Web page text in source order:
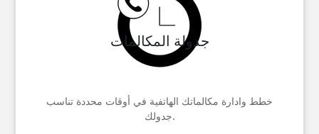
جدولة المكالمات
خطط وادارة مكالماتك الهاتفية في أوقات محددة تناسب
جدولك.